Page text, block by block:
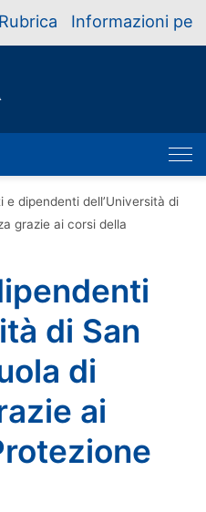
Rubrica Informazioni per
e dipendenti dell’Università di
grazie ai corsi della
di San
di
ai